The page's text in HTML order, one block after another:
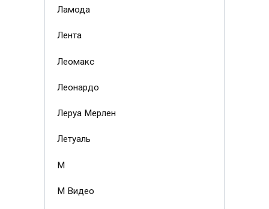
Ламода
Лента
Леомакс
Леонардо
Леруа Мерлен
Летуаль
М
М Видео